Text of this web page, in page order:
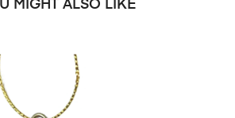
MIGHT ALSO LIKE